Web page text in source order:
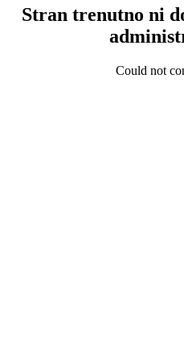
Stran trenutno ni
Could not